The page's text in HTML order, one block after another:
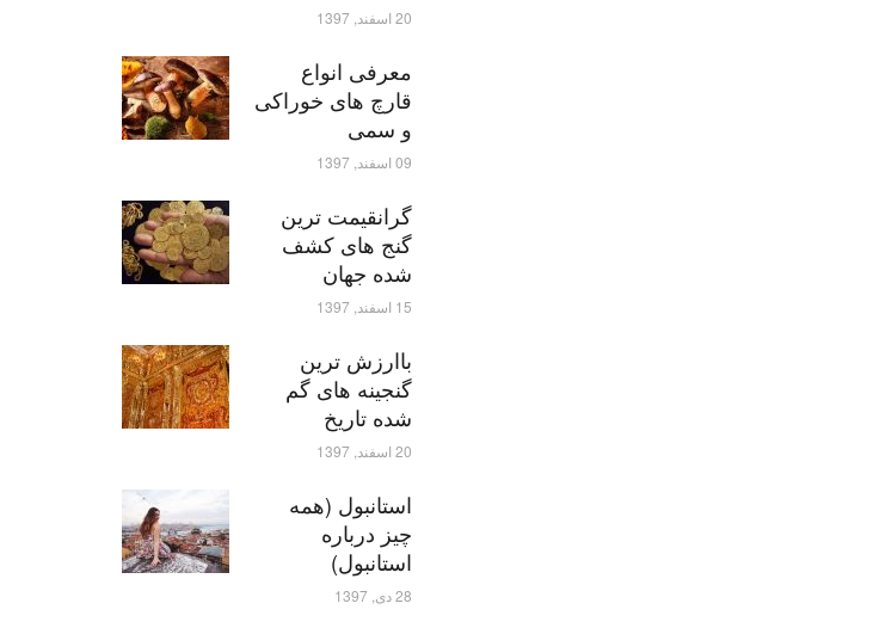
20 اسفند, 1397
معرفی انواع
قارچ های خوراکی
و سمی
09 اسفند, 1397
گرانقیمت ترین
گنج های کشف
شده جهان
15 اسفند, 1397
باارزش ترین
گنجینه های گم
شده تاریخ
20 اسفند, 1397
استانبول (همه
چیز درباره
استانبول)
28 دی, 1397